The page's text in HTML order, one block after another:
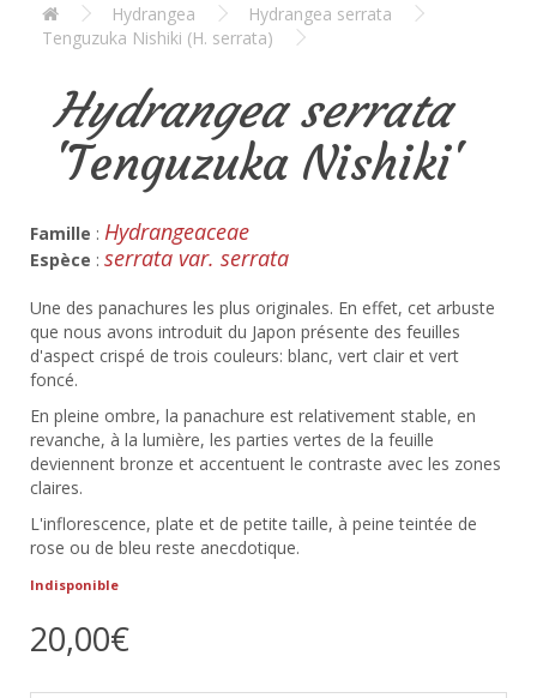
Hydrangea
Hydrangea serrata
Tenguzuka Nishiki (H. serrata)
Hydrangea serrata
'Tenguzuka Nishiki'
Famille : Hydrangeaceae
Espèce : serrata var. serrata
Une des panachures les plus originales. En effet, cet arbuste
que nous avons introduit du Japon présente des feuilles
d'aspect crispé de trois couleurs: blanc, vert clair et vert
foncé.
En pleine ombre, la panachure est relativement stable, en
revanche, à la lumière, les parties vertes de la feuille
deviennent bronze et accentuent le contraste avec les zones
claires.
L'inflorescence, plate et de petite taille, à peine teintée de
rose ou de bleu reste anecdotique.
Indisponible
20,00€